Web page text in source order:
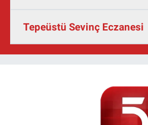
Tepeüstü Sevinç Eczanesi